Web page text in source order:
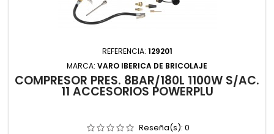
REFERENCIA: 129201
MARCA: VARO IBERICA DE BRICOLAJE
COMPRESOR PRES. 8BAR/180L 1100W S/AC.
11 ACCESORIOS POWERPLU
Reseña(s): 0